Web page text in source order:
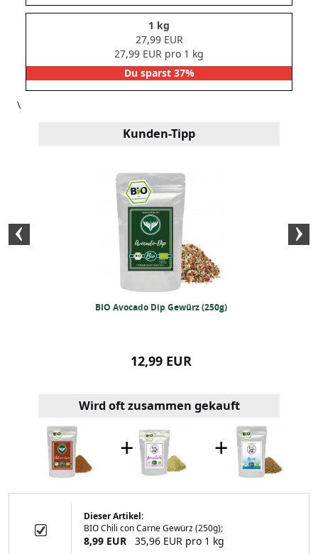
1 kg
27,99 EUR
27,99 EUR pro 1 kg
Du sparst 37%
\
Kunden-Tipp
BIO Avocado Dip Gewürz (250g)
12,99 EUR
Gewürz (250g)
Wird oft zusammen gekauft
+ +
Dieser Artikel:
BIO Chili con Carne Gewürz (250g);
8,99 EUR 35,96 EUR pro 1 kg